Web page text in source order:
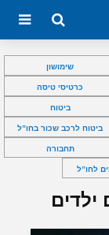
שימושון
כרטיסי טיסה
ביטוח
ביטוח לרכב שכור בחו”ל
תחבורה
לחו”ל
ילדים